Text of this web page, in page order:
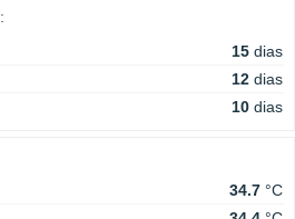
:
15 dias
12 dias
10 dias
34.7 °C